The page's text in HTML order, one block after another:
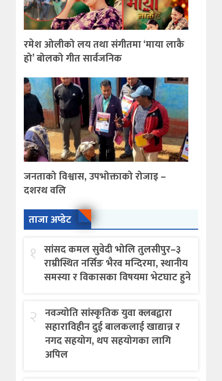
रमेश ओलीको लय तथा संगीतमा ‘माया लाकै
हो’ बोलको गीत सार्वजनिक
जनताको विश्वास, उपभोक्ताको रोजाइ –
दशरथ वलि
ताजा अप्डेट
१ सांसद कमल सुवेदी भोलि तुलसीपुर–३
राम्रीस्थित नर्सिङ भैरव मन्दिरमा, स्थानीय
समस्या र विकासका विषयमा भेटघाट हुने
२ नवज्योति सांस्कृतिक युवा क्लबद्वारा
सहाराविहीन दुई बालकलाई खाद्यान्न र
नगद सहयोग, थप सहयोगका लागि
अपिल